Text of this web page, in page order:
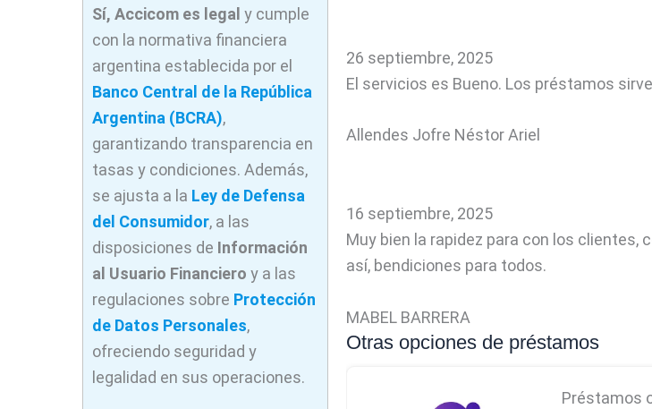
Sí, Accicom es legal y cumple
con la normativa financiera
argentina establecida por el
Banco Central de la República
Argentina (BCRA),
garantizando transparencia en
tasas y condiciones. Además,
se ajusta a la Ley de Defensa
del Consumidor, a las
disposiciones de Información
al Usuario Financiero y a las
regulaciones sobre Protección
de Datos Personales,
ofreciendo seguridad y
legalidad en sus operaciones.
26 septiembre, 2025
El servicios es Bueno. Los préstamos
Allendes Jofre Néstor Ariel
16 septiembre, 2025
Muy bien la rapidez para con los
así, bendiciones para todos.
MABEL BARRERA
Otras opciones de préstamos
Préstamos